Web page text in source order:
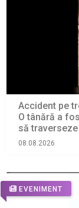
Accident pe
O tânără a
să traverseze
08.08.2026
EVENIMENT